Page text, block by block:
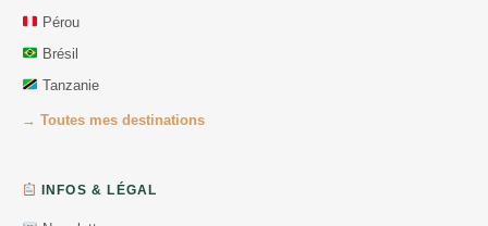
Pérou
Brésil
Tanzanie
→ Toutes mes destinations
INFOS & LÉGAL